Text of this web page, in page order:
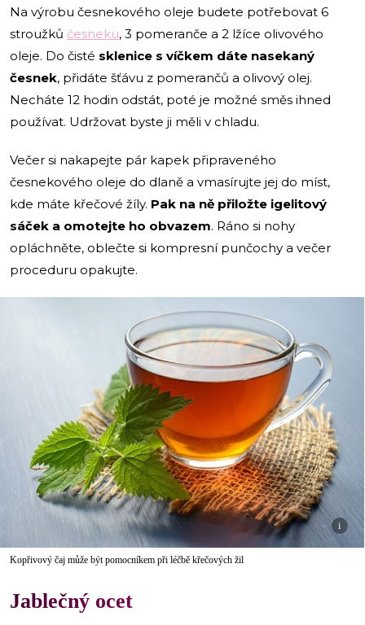
Na výrobu česnekového oleje budete potřebovat 6
stroužků česneku, 3 pomeranče a 2 lžíce olivového
oleje. Do čisté sklenice s víčkem dáte nasekaný
česnek, přidáte šťávu z pomerančů a olivový olej.
Necháte 12 hodin odstát, poté je možné směs ihned
používat. Udržovat byste ji měli v chladu.
Večer si nakapejte pár kapek připraveného
česnekového oleje do dlaně a vmasírujte jej do míst,
kde máte křečové žíly. Pak na ně přiložte igelitový
sáček a omotejte ho obvazem. Ráno si nohy
opláchněte, oblečte si kompresní punčochy a večer
proceduru opakujte.
i
Kopřivový čaj může být pomocníkem při léčbě křečových žil
Jablečný ocet